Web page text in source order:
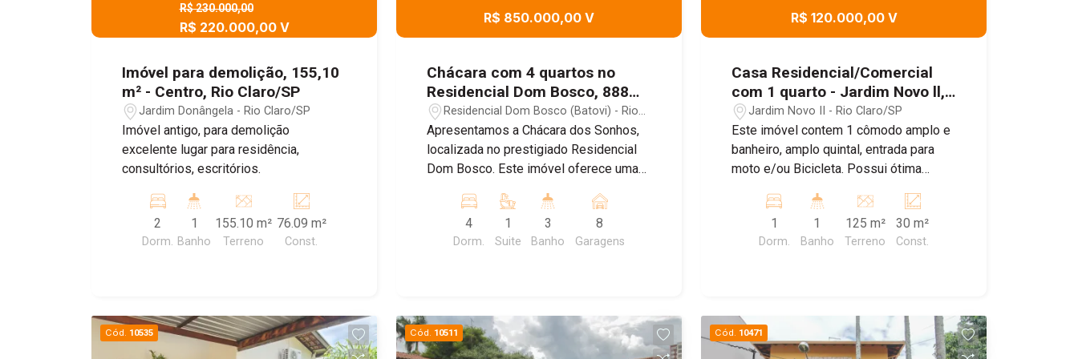
R$ 230.000,00
R$ 220.000,00 V
Imóvel para demolição, 155,10
m² - Centro, Rio Claro/SP
Jardim Donângela - Rio Claro/SP
Imóvel antigo, para demolição
excelente lugar para residência,
consultórios, escritórios.
2
Dorm.
1
Banho
155.10 m²
Terreno
76.09 m²
Const.
R$ 850.000,00 V
Chácara com 4 quartos no
Residencial Dom Bosco, 888
m² - Batovi/SP
Residencial Dom Bosco (Batovi) - Rio
Claro/SP
Apresentamos a Chácara dos Sonhos,
localizada no prestigiado Residencial
Dom Bosco. Este imóvel oferece uma
conforto e lazer, ideal para quem busca
qualidade de vida em um ambiente
tranquilo. Características do Imóvel: -
Ampla sala de estar. - Cozinha:
Funcional e bem equipada. - Banheiros:
4
Dorm.
1
Suite
3
Banho
8
Garagens
R$ 120.000,00 V
Casa Residencial/Comercial
com 1 quarto - Jardim Novo ll,
Rio Claro/SP
Jardim Novo II - Rio Claro/SP
Este imóvel contem 1 cômodo amplo e
banheiro, amplo quintal, entrada para
moto e/ou Bicicleta. Possui ótima
Básica Brasil, bares, padarias e
restaurantes. Agende já sua visita!
1
Dorm.
1
Banho
125 m²
Terreno
30 m²
Const.
Cód. 10535 Cód. 10511 Cód. 10471